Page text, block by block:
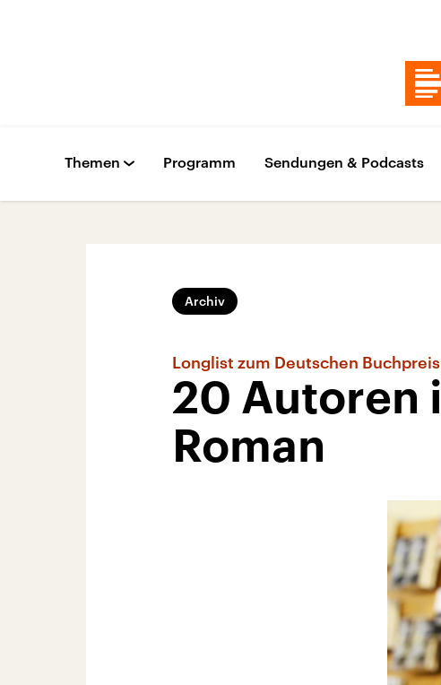
Themen Programm Sendungen & Podcasts
Archiv
Longlist zum Deutschen Buchpreis
20 Autoren
Roman